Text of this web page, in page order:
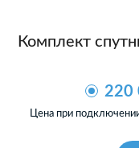
Комплект
220
Цена при